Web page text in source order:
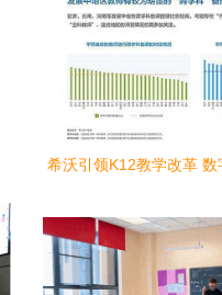
希沃引领K12教学改革